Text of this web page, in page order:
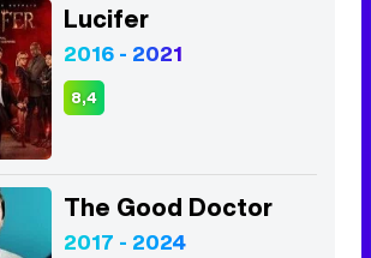
Lucifer
2016 - 2021
8,4
The Good Doctor
2017 - 2024